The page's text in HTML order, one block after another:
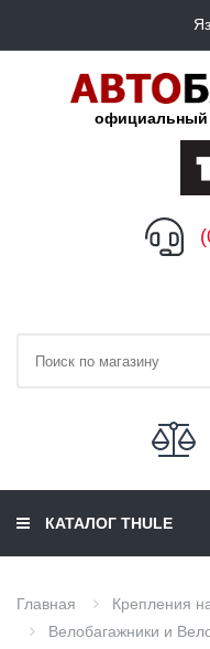
официальный
КАТАЛОГ THULE
Главная
Крепления
Велобагажники и